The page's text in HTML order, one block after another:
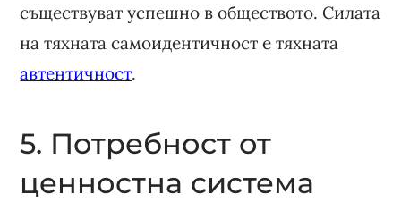
съществуват успешно в обществото. Силата
на тяхната самоидентичност е тяхната
автентичност.
5. Потребност от
ценностна система